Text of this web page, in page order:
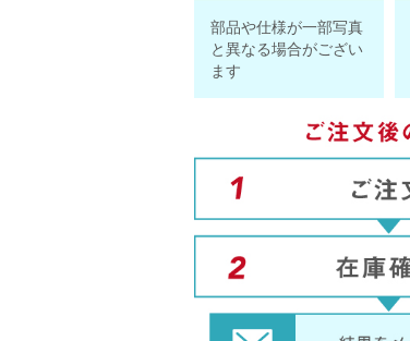
部品や仕様が一部写真
と異なる場合がござい
ます